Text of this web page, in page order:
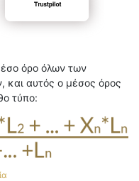
όρο όλων των
και αυτός ο μέσος όρος
τύπο: